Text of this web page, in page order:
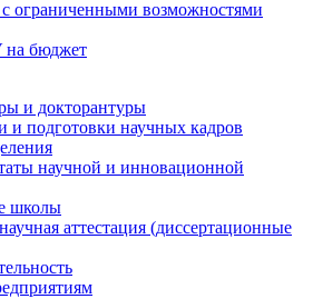
ограниченными возможностями
на бюджет
и докторантуры
и подготовки научных кадров
научной и инновационной
школы
аттестация (диссертационные